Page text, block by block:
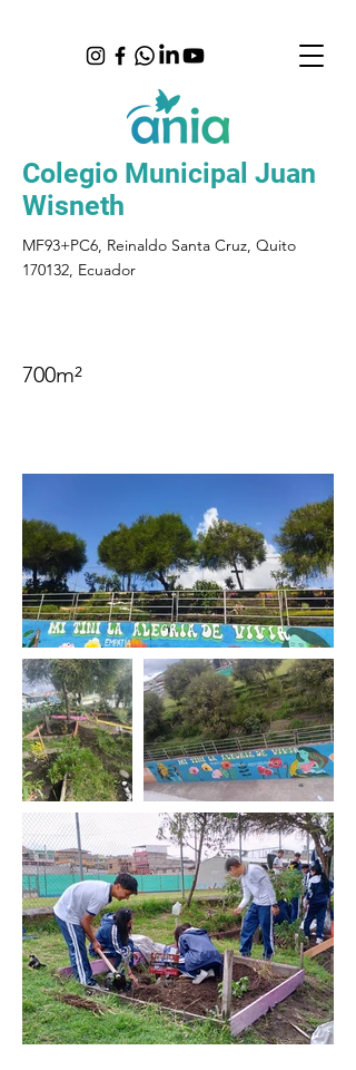
Colegio Municipal Juan
Wisneth
MF93+PC6, Reinaldo Santa Cruz, Quito
170132, Ecuador
700m²